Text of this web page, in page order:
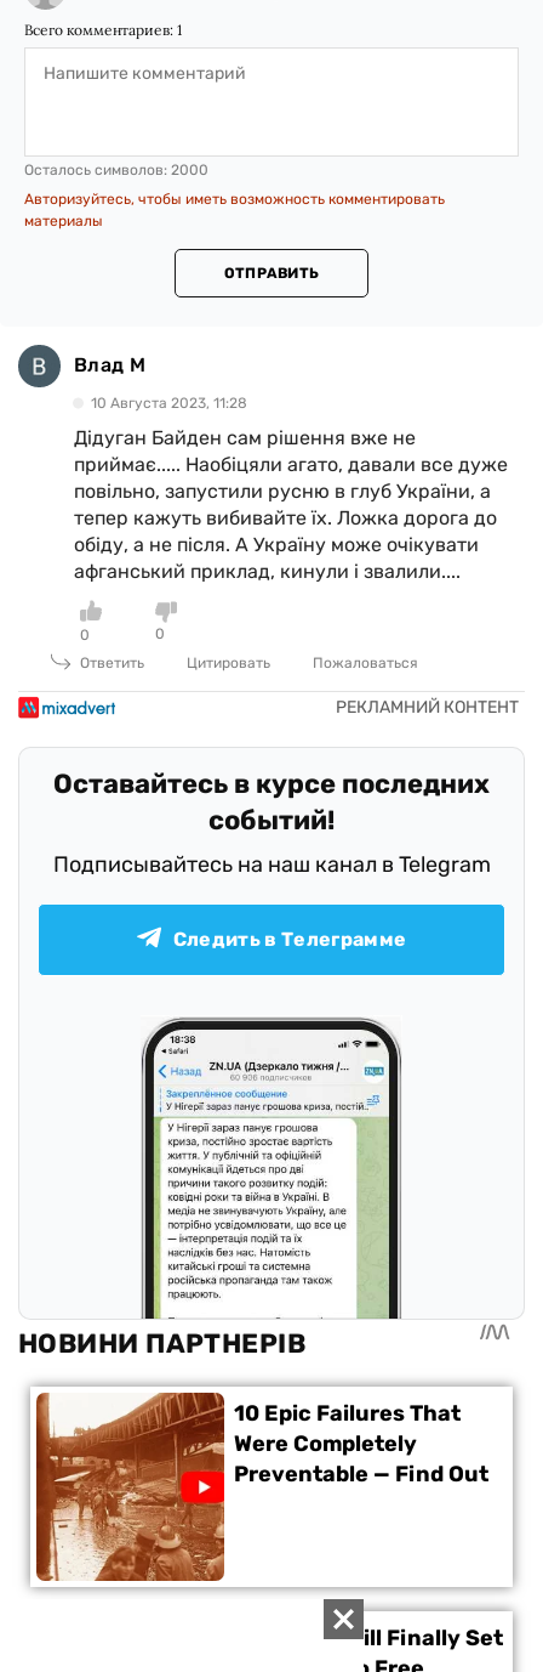
Всего комментариев: 1
Осталось символов: 2000
Авторизуйтесь, чтобы иметь возможность комментировать
материалы
ОТПРАВИТЬ
Влад М
10 Августа 2023, 11:28
Дідуган Байден сам рішення вже не
приймає..... Наобіцяли агато, давали все дуже
повільно, запустили русню в глуб України, а
тепер кажуть вибивайте їх. Ложка дорога до
обіду, а не після. А Україну може очікувати
афганський приклад, кинули і звалили....
0
0
Ответить
Цитировать Пожаловаться
Оставайтесь в курсе последних
событий!
Подписывайтесь на наш канал в Telegram
Следить в Телеграмме